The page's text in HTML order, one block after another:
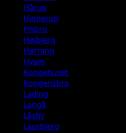
Hårup
Hinnerup
Hobro
Højbjerg
Hørning
Hvam
Kongehuset
Kongensbro
Lading
Langå
Låsby
Laurbjerg